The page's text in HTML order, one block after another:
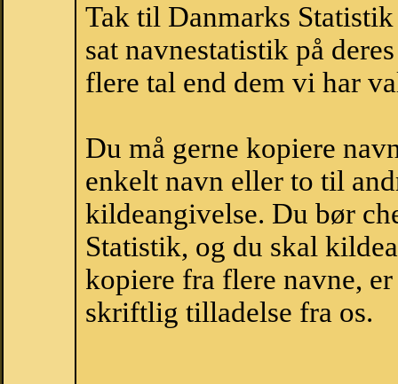
Tak til Danmarks
sat navnestatistik på
flere tal end dem vi har
Du må gerne kopiere
enkelt navn eller to til
kildeangivelse. Du bør
Statistik, og du skal
kopiere fra flere navne,
skriftlig tilladelse fra os.